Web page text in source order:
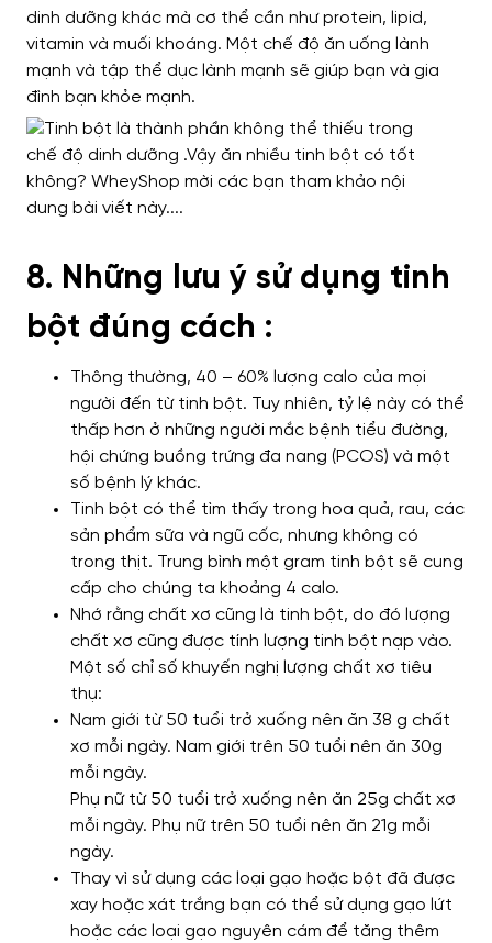
dinh dưỡng khác mà cơ thể cần như protein, lipid,
vitamin và muối khoáng. Một chế độ ăn uống lành
mạnh và tập thể dục lành mạnh sẽ giúp bạn và gia
đình bạn khỏe mạnh.
8. Những lưu ý sử dụng tinh
bột đúng cách :
Thông thường, 40 – 60% lượng calo của mọi
người đến từ tinh bột. Tuy nhiên, tỷ lệ này có thể
thấp hơn ở những người mắc bệnh tiểu đường,
hội chứng buồng trứng đa nang (PCOS) và một
số bệnh lý khác.
Tinh bột có thể tìm thấy trong hoa quả, rau, các
sản phẩm sữa và ngũ cốc, nhưng không có
trong thịt. Trung bình một gram tinh bột sẽ cung
cấp cho chúng ta khoảng 4 calo.
Nhớ rằng chất xơ cũng là tinh bột, do đó lượng
chất xơ cũng được tính lượng tinh bột nạp vào.
Một số chỉ số khuyến nghị lượng chất xơ tiêu
thụ:
Nam giới từ 50 tuổi trở xuống nên ăn 38 g chất
xơ mỗi ngày. Nam giới trên 50 tuổi nên ăn 30g
mỗi ngày.
Phụ nữ từ 50 tuổi trở xuống nên ăn 25g chất xơ
mỗi ngày. Phụ nữ trên 50 tuổi nên ăn 21g mỗi
ngày.
Thay vì sử dụng các loại gạo hoặc bột đã được
xay hoặc xát trắng bạn có thể sử dụng gạo lứt
hoặc các loại gạo nguyên cám để tăng thêm